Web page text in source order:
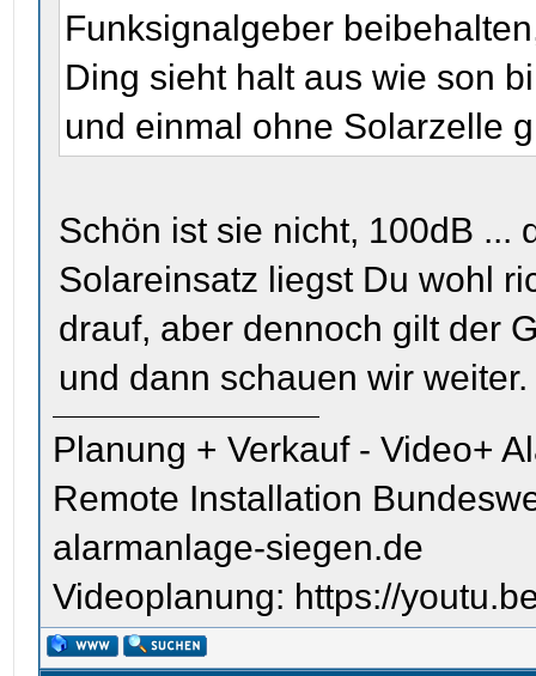
Funksignalgeber
Ding sieht halt aus wie son
und einmal ohne Solarzelle
Schön ist sie nicht, 100dB ...
Solareinsatz liegst Du wohl
drauf, aber dennoch gilt der
und dann schauen wir weiter.
Planung + Verkauf - Video+
Remote Installation
alarmanlage-siegen.de
Videoplanung: https://